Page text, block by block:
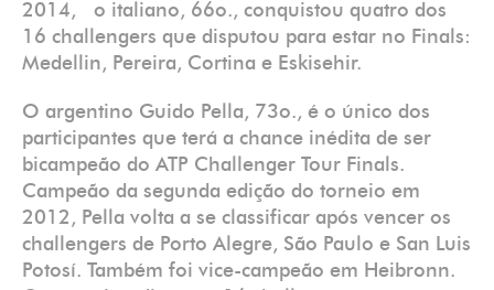
2014, o italiano, 66o., conquistou quatro dos
16 challengers que disputou para estar no Finals:
Medellin, Pereira, Cortina e Eskisehir.
O argentino Guido Pella, 73o., é o único dos
participantes que terá a chance inédita de ser
bicampeão do ATP Challenger Tour Finals.
Campeão da segunda edição do torneio em
2012, Pella volta a se classificar após vencer os
challengers de Porto Alegre, São Paulo e San Luis
Potosí. Também foi vice-campeão em Heibronn.